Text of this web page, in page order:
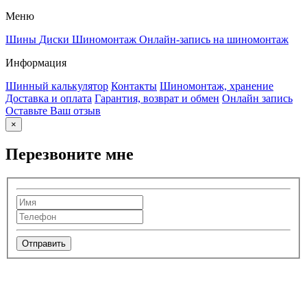
Меню
Шины Диски Шиномонтаж Онлайн-запись на шиномонтаж
Информация
Шинный калькулятор Контакты Шиномонтаж, хранение
Доставка и оплата Гарантия, возврат и обмен Онлайн запись
Оставьте Ваш отзыв
×
Перезвоните мне
Отправить